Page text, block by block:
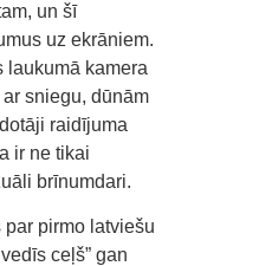
un šī
uz ekrāniem.
laukumā kamera
sniegu, dūnām
raidījuma
ir ne tikai
brīnumdari.
pirmo latviešu
ceļš” gan